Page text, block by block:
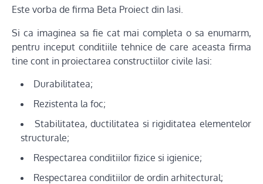
Este vorba de firma Beta Proiect din Iasi.
Si ca imaginea sa fie cat mai completa o sa enumarm,
pentru inceput conditiile tehnice de care aceasta firma
tine cont in proiectarea constructiilor civile Iasi:
Durabilitatea;
Rezistenta la foc;
Stabilitatea, ductilitatea si rigiditatea elementelor
structurale;
Respectarea conditiilor fizice si igienice;
Respectarea conditiilor de ordin arhitectural;